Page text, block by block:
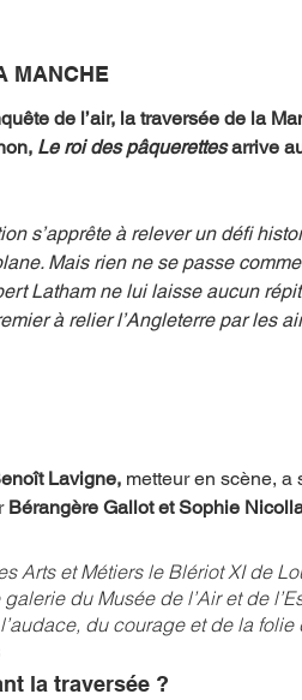
MANCHE
de l’air, la traversée de la
Le roi des pâquerettes arrive
s’apprête à relever un défi
Mais rien ne se passe
Latham ne lui laisse aucun
à relier l’Angleterre par les
Lavigne, metteur en scène, a
Bérangère Gallot et Sophie
Arts et Métiers le Blériot XI de
du Musée de l’Air et de
du courage et de la
la traversée ?